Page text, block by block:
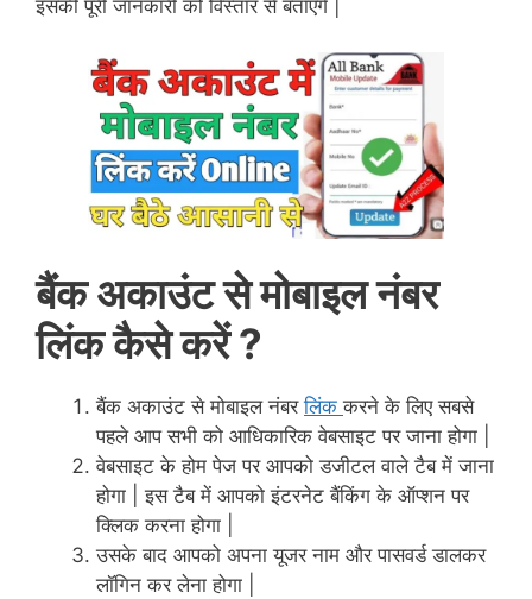
इसकी पूरी जानकारी को विस्तार से बताएंगे |
बैंक अकाउंट से मोबाइल नंबर
लिंक कैसे करें ?
बैंक अकाउंट से मोबाइल नंबरलिंककरने के लिए सबसे
पहले आप सभी को आधिकारिक वेबसाइट पर जाना होगा |
वेबसाइट के होम पेज पर आपको डजीटल वाले टैब में जाना
होगा | इस टैब में आपको इंटरनेट बैंकिंग के ऑप्शन पर
क्लिक करना होगा |
उसके बाद आपको अपना यूजर नाम और पासवर्ड डालकर
लॉगिन कर लेना होगा |